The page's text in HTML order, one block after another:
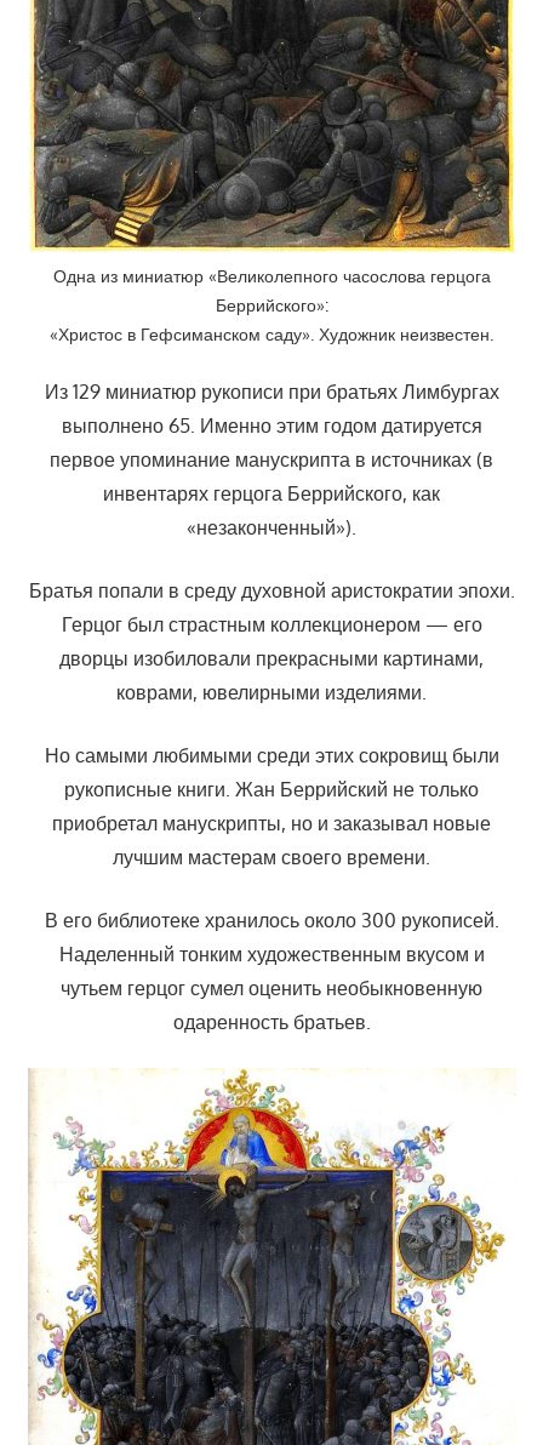
Одна из миниатюр «Великолепного часослова герцога
Беррийского»:
«Христос в Гефсиманском саду». Художник неизвестен.
Из 129 миниатюр рукописи при братьях Лимбургах
выполнено 65. Именно этим годом датируется
первое упоминание манускрипта в источниках (в
инвентарях герцога Беррийского, как
«незаконченный»).
Братья попали в среду духовной аристократии эпохи.
Герцог был страстным коллекционером — его
дворцы изобиловали прекрасными картинами,
коврами, ювелирными изделиями.
Но самыми любимыми среди этих сокровищ были
рукописные книги. Жан Беррийский не только
приобретал манускрипты, но и заказывал новые
лучшим мастерам своего времени.
В его библиотеке хранилось около 300 рукописей.
Наделенный тонким художественным вкусом и
чутьем герцог сумел оценить необыкновенную
одаренность братьев.